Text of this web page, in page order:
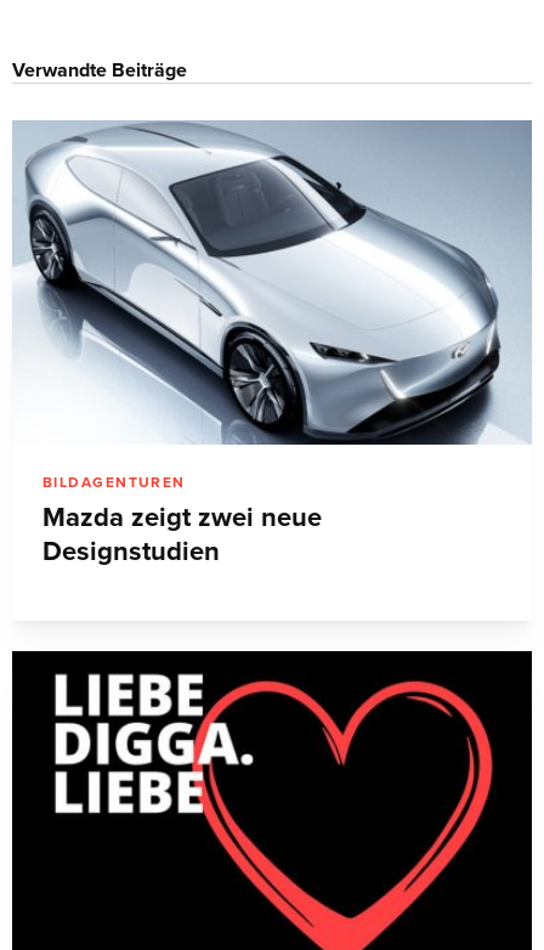
Verwandte Beiträge
BILDAGENTUREN
Mazda zeigt zwei neue
Designstudien